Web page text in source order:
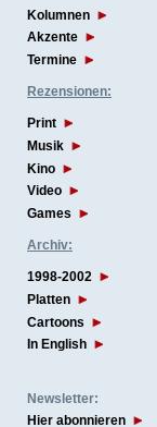
Kolumnen
Akzente
Termine
Rezensionen:
Print
Musik
Kino
Video
Games
Archiv:
1998-2002
Platten
Cartoons
In English
Newsletter:
Hier abonnieren